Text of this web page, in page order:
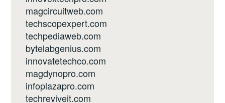
magcircuitweb.com
techscopexpert.com
techpediaweb.com
bytelabgenius.com
innovatetechco.com
magdynopro.com
infoplazapro.com
techreviveit.com